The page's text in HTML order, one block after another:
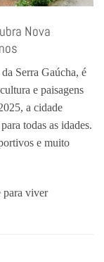
Nova
Serra Gaúcha, é
e paisagens
a cidade
todas as idades.
e muito
para viver